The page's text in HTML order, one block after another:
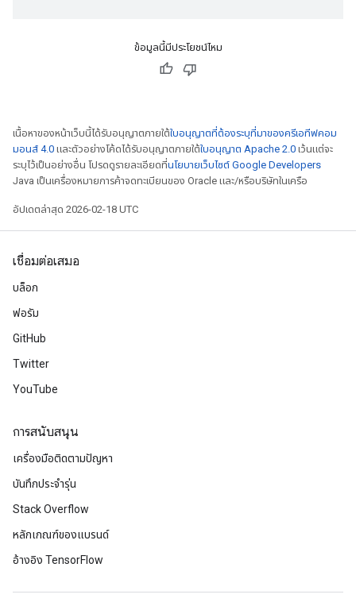
ข้อมูลนี้มีประโยชน์ไหม
เนื้อหาของหน้าเว็บนี้ได้รับอนุญาตภายใต้ใบอนุญาตที่ต้องระบุที่มาของครีเอทีฟคอม
มอนส์ 4.0 และตัวอย่างโค้ดได้รับอนุญาตภายใต้ใบอนุญาต Apache 2.0 เว้นแต่จะ
ระบุไว้เป็นอย่างอื่น โปรดดูรายละเอียดที่นโยบายเว็บไซต์ Google Developers
Java เป็นเครื่องหมายการค้าจดทะเบียนของ Oracle และ/หรือบริษัทในเครือ
อัปเดตล่าสุด 2026-02-18 UTC
เชื่อมต่อเสมอ
บล็อก
ฟอรัม
GitHub
Twitter
YouTube
การสนับสนุน
เครื่องมือติดตามปัญหา
บันทึกประจำรุ่น
Stack Overflow
หลักเกณฑ์ของแบรนด์
อ้างอิง TensorFlow